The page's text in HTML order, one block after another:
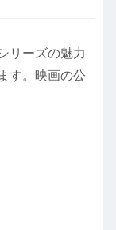
リーズの魅力
す。映画の公